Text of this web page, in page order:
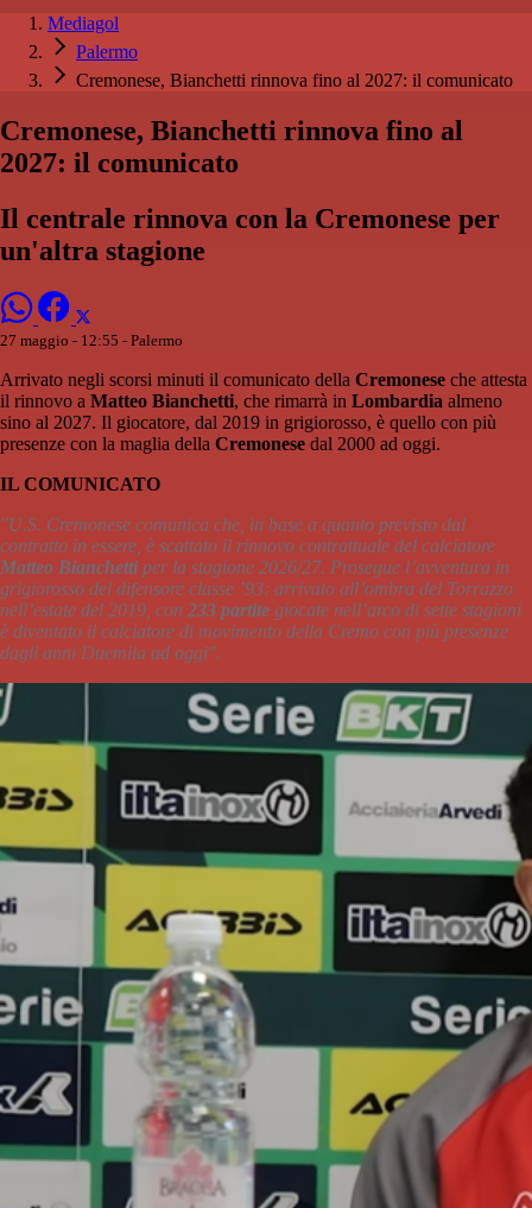
Mediagol
Palermo
Cremonese, Bianchetti rinnova fino al 2027: il comunicato
Cremonese, Bianchetti rinnova fino al
2027: il comunicato
Il centrale rinnova con la Cremonese per
un'altra stagione
27 maggio - 12:55 - Palermo
Arrivato negli scorsi minuti il comunicato della Cremonese che attesta
il rinnovo a Matteo Bianchetti, che rimarrà in Lombardia almeno
sino al 2027. Il giocatore, dal 2019 in grigiorosso, è quello con più
presenze con la maglia della Cremonese dal 2000 ad oggi.
IL COMUNICATO
"U.S. Cremonese comunica che, in base a quanto previsto dal
contratto in essere, è scattato il rinnovo contrattuale del calciatore
Matteo Bianchetti per la stagione 2026/27. Prosegue l’avventura in
grigiorosso del difensore classe ’93: arrivato all’ombra del Torrazzo
nell’estate del 2019, con 233 partite giocate nell’arco di sette stagioni
è diventato il calciatore di movimento della Cremo con più presenze
dagli anni Duemila ad oggi".